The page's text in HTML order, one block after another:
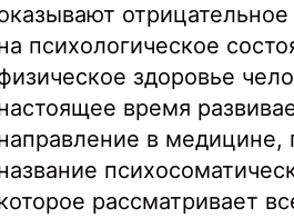
психологическое
здоровье
время
в медицине,
рассматривает